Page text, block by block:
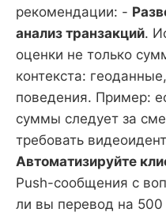
рекомендации: -
анализ транзакций.
оценки не только
контекста:
поведения. Пример:
суммы следует за
требовать
Автоматизируйте
Push-сообщения с
ли вы перевод на